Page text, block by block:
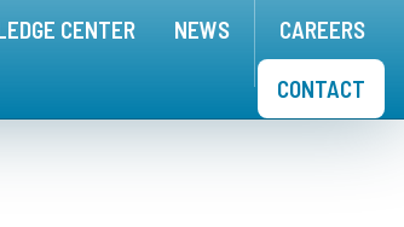
forCOMPANY
CENTER NEWS CAREERS
CONTACT